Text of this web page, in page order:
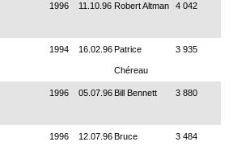
1996 11.10.96 Robert Altman 4 042
1994 16.02.96Patrice
Chéreau
3 935
1996 05.07.96 Bill Bennett 3 880
1996 12.07.96Bruce 3 484